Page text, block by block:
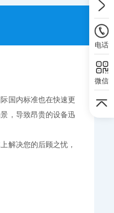
国内标准也在快速更
，导致昂贵的设备迅
解决您的后顾之忧，
电话
微信